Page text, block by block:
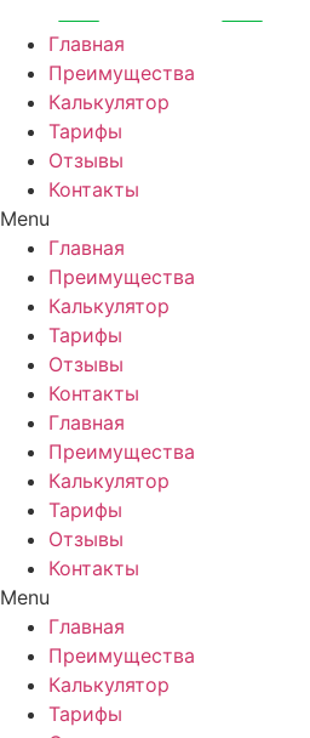
Перейти
содержимому
Главная
Преимущества
Калькулятор
Тарифы
Отзывы
Контакты
Menu
Главная
Преимущества
Калькулятор
Тарифы
Отзывы
Контакты
Главная
Преимущества
Калькулятор
Тарифы
Отзывы
Контакты
Menu
Главная
Преимущества
Калькулятор
Тарифы